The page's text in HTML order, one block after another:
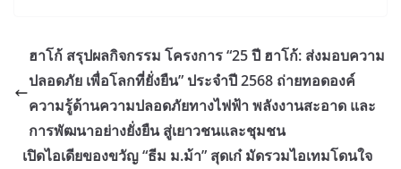
ฮาโก้ สรุปผลกิจกรรม โครงการ “25 ปี ฮาโก้: ส่งมอบความ
ปลอดภัย เพื่อโลกที่ยั่งยืน” ประจำปี 2568 ถ่ายทอดองค์
ความรู้ด้านความปลอดภัยทางไฟฟ้า พลังงานสะอาด และ
การพัฒนาอย่างยั่งยืน สู่เยาวชนและชุมชน
เปิดไอเดียของขวัญ “ธีม ม.ม้า” สุดเก๋ มัดรวมไอเทมโดนใจ